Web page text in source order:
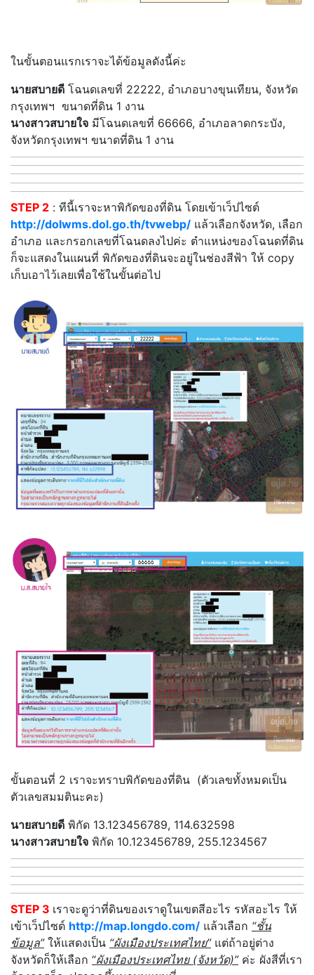
ในขั้นตอนแรกเราจะได้ข้อมูลดังนี้ค่ะ
นายสบายดี โฉนดเลขที่ 22222, อำเภอบางขุนเทียน, จังหวัด
กรุงเทพฯ ขนาดที่ดิน 1 งาน
นางสาวสบายใจ มีโฉนดเลขที่ 66666, อำเภอลาดกระบัง,
จังหวัดกรุงเทพฯ ขนาดที่ดิน 1 งาน
STEP 2 : ทีนี้เราจะหาพิกัดของที่ดิน โดยเข้าเว็ปไซต์
http://dolwms.dol.go.th/tvwebp/ แล้วเลือกจังหวัด, เลือก
อำเภอ และกรอกเลขที่โฉนดลงไปค่ะ ตำแหน่งของโฉนดที่ดิน
ก็จะแสดงในแผนที่ พิกัดของที่ดินจะอยู่ในช่องสีฟ้า ให้ copy
เก็บเอาไว้เลยเพื่อใช้ในขั้นต่อไป
ขั้นตอนที่ 2 เราจะทราบพิกัดของที่ดิน (ตัวเลขทั้งหมดเป็น
ตัวเลขสมมตินะคะ)
นายสบายดี พิกัด 13.123456789, 114.632598
นางสาวสบายใจ พิกัด 10.123456789, 255.1234567
STEP 3 เราจะดูว่าที่ดินของเราดูในเขตสีอะไร รหัสอะไร ให้
เข้าเว็ปไซต์ http://map.longdo.com/ แล้วเลือก “ชั้น
ข้อมูล”ให้แสดงเป็น “ผังเมืองประเทศไทย”แต่ถ้าอยู่ต่าง
จังหวัดก็ให้เลือก “ผังเมืองประเทศไทย (จังหวัด)”ค่ะ ผังสีที่เรา